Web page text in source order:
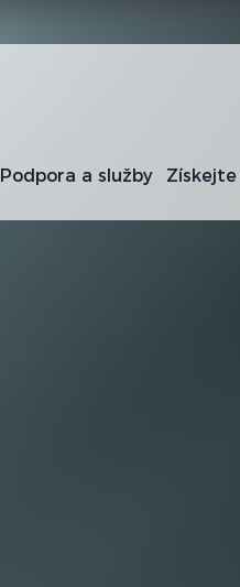
Podpora a služby